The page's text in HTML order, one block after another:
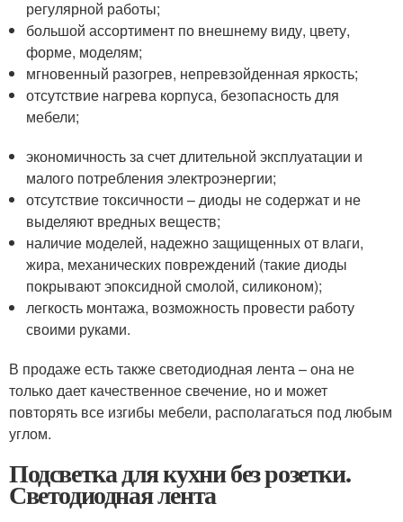
регулярной работы;
большой ассортимент по внешнему виду, цвету,
форме, моделям;
мгновенный разогрев, непревзойденная яркость;
отсутствие нагрева корпуса, безопасность для
мебели;
экономичность за счет длительной эксплуатации и
малого потребления электроэнергии;
отсутствие токсичности – диоды не содержат и не
выделяют вредных веществ;
наличие моделей, надежно защищенных от влаги,
жира, механических повреждений (такие диоды
покрывают эпоксидной смолой, силиконом);
легкость монтажа, возможность провести работу
своими руками.
В продаже есть также светодиодная лента – она не
только дает качественное свечение, но и может
повторять все изгибы мебели, располагаться под любым
углом.
Подсветка для кухни без розетки.
Светодиодная лента